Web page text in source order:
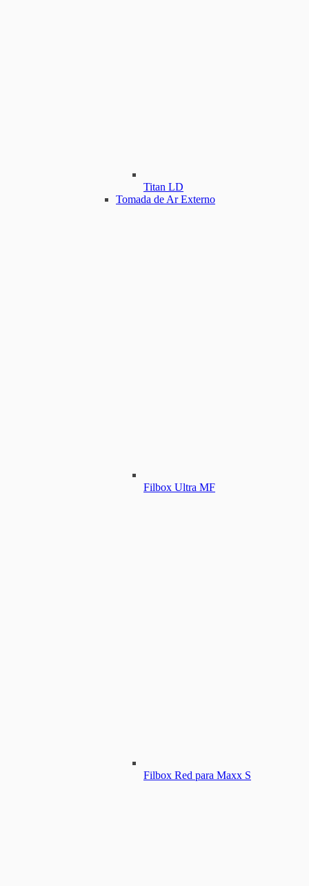
Titan LD
Tomada de Ar Externo
Filbox Ultra MF
Filbox Red para Maxx S